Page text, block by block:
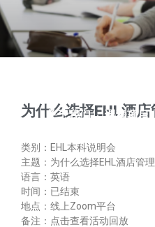
为什么选择EHL酒
类别：EHL本科说明会
主题：为什么选择EHL酒店管
语言：英语
时间：已结束
地点：线上Zoom平台
备注：点击查看活动回放
关于我们 课程项目
微信号